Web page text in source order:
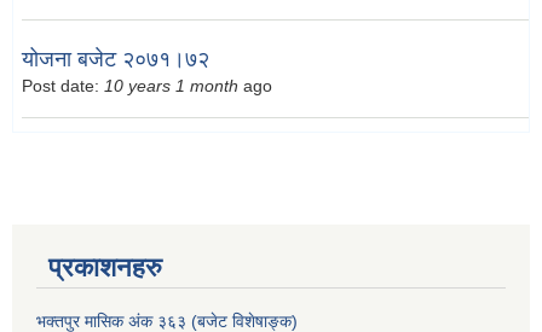
योजना बजेट २०७१।७२
Post date: 10 years 1 month ago
प्रकाशनहरु
भक्तपुर मासिक अंक ३६३ (बजेट विशेषाङ्क)